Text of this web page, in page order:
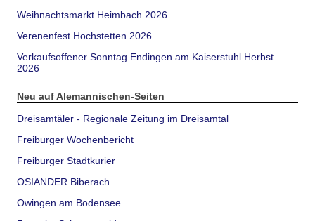
Weihnachtsmarkt Heimbach 2026
Verenenfest Hochstetten 2026
Verkaufsoffener Sonntag Endingen am Kaiserstuhl Herbst
2026
Neu auf Alemannischen-Seiten
Dreisamtäler - Regionale Zeitung im Dreisamtal
Freiburger Wochenbericht
Freiburger Stadtkurier
OSIANDER Biberach
Owingen am Bodensee